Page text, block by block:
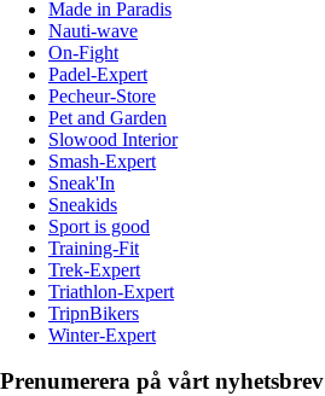
Made in Paradis
Nauti-wave
On-Fight
Padel-Expert
Pecheur-Store
Pet and Garden
Slowood Interior
Smash-Expert
Sneak'In
Sneakids
Sport is good
Training-Fit
Trek-Expert
Triathlon-Expert
TripnBikers
Winter-Expert
Prenumerera på vårt nyhetsbrev